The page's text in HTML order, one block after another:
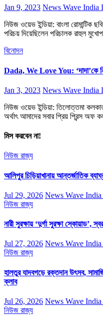
Jan 9, 2023 News Wave India
নিউজ ওয়েভ ইন্ডিয়া: বাংলা রোমান্টিক
পরিচয় দিয়েছিলেন পরিচালক রাহুল
বিনোদন
Dada, We Love You: ‘দাদা’কে
Jan 3, 2023 News Wave India
নিউজ ওয়েভ ইন্ডিয়া: তিলোত্তমা
অর্থাৎ আমাদের সবার প্রিয় প্রিন্স
মিস করবেন না!
নিউজ রাজ্য
আলিপুর চিড়িয়াখানায় আন্তর্জাতিক
Jul 29, 2026 News Wave
নিউজ রাজ্য
নারী সুরক্ষায় ‘দুর্গা সুরক্ষা স্কোয়াড’,
Jul 27, 2026 News Wave
নিউজ রাজ্য
হালতুর যাদবগড়ে রক্তদান উৎসব,
ক্লাব
Jul 26, 2026 News Wave
নিউজ রাজ্য